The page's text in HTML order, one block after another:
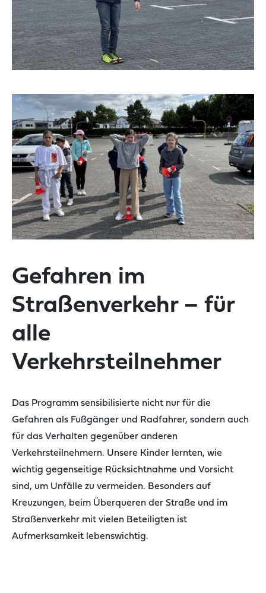
Gefahren im
Straßenverkehr – für
alle
Verkehrsteilnehmer
Das Programm sensibilisierte nicht nur für die
Gefahren als Fußgänger und Radfahrer, sondern auch
für das Verhalten gegenüber anderen
Verkehrsteilnehmern. Unsere Kinder lernten, wie
wichtig gegenseitige Rücksichtnahme und Vorsicht
sind, um Unfälle zu vermeiden. Besonders auf
Kreuzungen, beim Überqueren der Straße und im
Straßenverkehr mit vielen Beteiligten ist
Aufmerksamkeit lebenswichtig.